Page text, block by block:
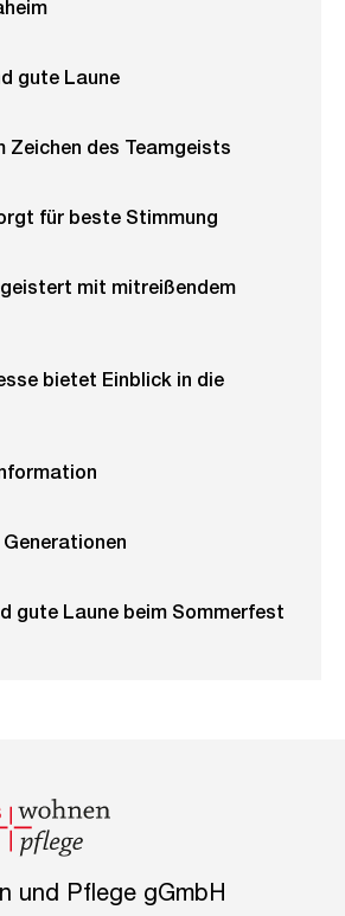
gute Laune
Zeichen des Teamgeists
für beste Stimmung
mit mitreißendem
bietet Einblick in die
gute Laune beim Sommerfest
und Pflege gGmbH